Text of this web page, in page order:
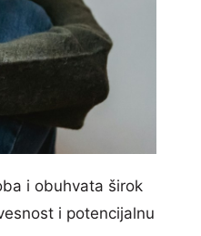
i obuhvata širok
i potencijalnu